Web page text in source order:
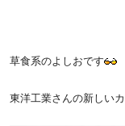
草食系のよしおです
東洋工業さんの新しい